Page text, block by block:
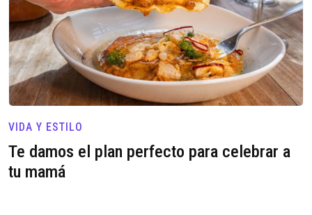
VIDA Y ESTILO
Te damos el plan perfecto para celebrar a
tu mamá